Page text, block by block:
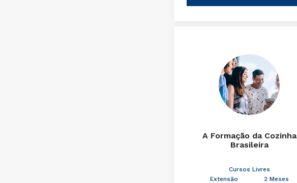
A Formação da Cozinha
Brasileira
Cursos Livres
Extensão
2 Meses